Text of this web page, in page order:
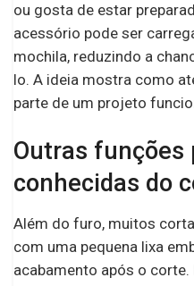
ou gosta de estar
acessório pode ser
mochila, reduzindo a
lo. A ideia mostra como
parte de um projeto
Outras funções
conhecidas do
Além do furo, muitos
com uma pequena lixa
acabamento após o